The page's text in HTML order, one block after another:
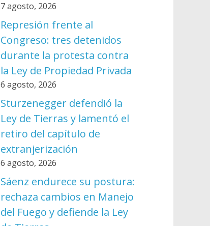
7 agosto, 2026
Represión frente al
Congreso: tres detenidos
durante la protesta contra
la Ley de Propiedad Privada
6 agosto, 2026
Sturzenegger defendió la
Ley de Tierras y lamentó el
retiro del capítulo de
extranjerización
6 agosto, 2026
Sáenz endurece su postura:
rechaza cambios en Manejo
del Fuego y defiende la Ley